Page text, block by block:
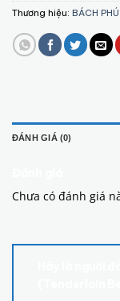
Thương hiệu: BÁCH
ĐÁNH GIÁ (0)
Chưa có đánh giá